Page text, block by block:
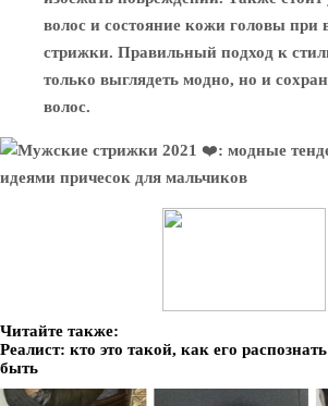
волос и состояние кожи головы при
стрижки. Правильный подход к
только выглядеть модно, но и
волос.
Читайте также:
Реалист: кто это такой, как его
быть